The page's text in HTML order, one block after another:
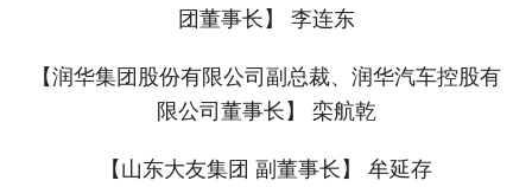
团董事长】 李连东
【润华集团股份有限公司副总裁、润华汽车控股有
限公司董事长】 栾航乾
【山东大友集团 副董事长】 牟延存